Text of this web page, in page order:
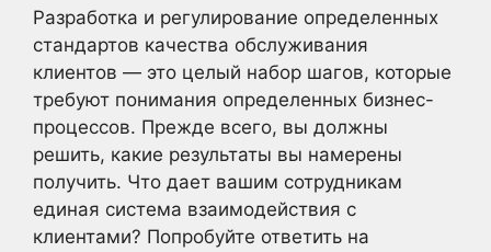
Разработка и регулирование определенных
стандартов качества обслуживания
клиентов — это целый набор шагов, которые
требуют понимания определенных бизнес-
процессов. Прежде всего, вы должны
решить, какие результаты вы намерены
получить. Что дает вашим сотрудникам
единая система взаимодействия с
клиентами? Попробуйте ответить на